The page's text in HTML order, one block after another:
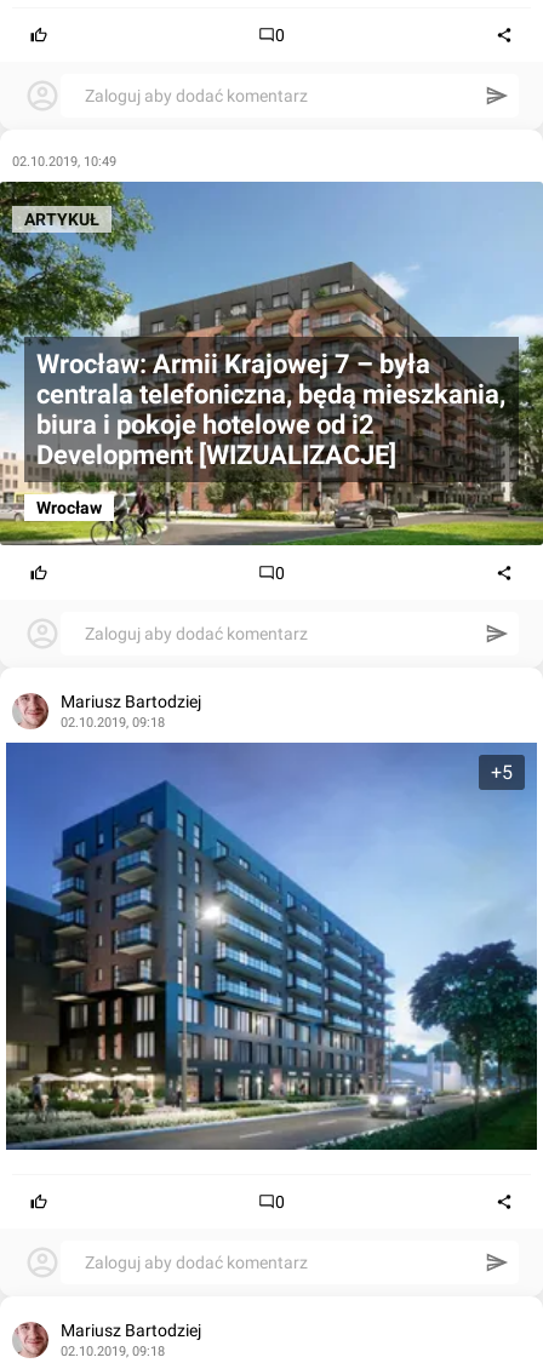
0
Zaloguj aby dodać komentarz
02.10.2019, 10:49
Wrocław: Armii Krajowej 7 – była
centrala telefoniczna, będą mieszkania,
biura i pokoje hotelowe od i2
Development [WIZUALIZACJE]
Wrocław
ARTYKUŁ
0
Zaloguj aby dodać komentarz
Mariusz Bartodziej
02.10.2019, 09:18
+5
0
Zaloguj aby dodać komentarz
Mariusz Bartodziej
02.10.2019, 09:18